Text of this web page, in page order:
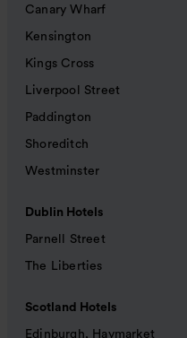
Canary Wharf
Kensington
Kings Cross
Liverpool Street
Paddington
Shoreditch
Westminster
Dublin Hotels
Parnell Street
The Liberties
Scotland Hotels
Edinburgh, Haymarket